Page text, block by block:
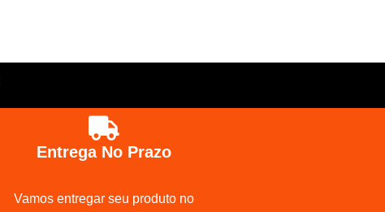
Entrega No Prazo
Vamos entregar seu produto no